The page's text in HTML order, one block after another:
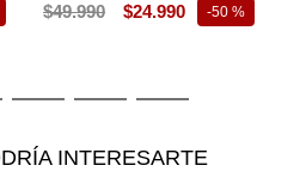
$49.990 $24.990 -50 %
INTERESARTE